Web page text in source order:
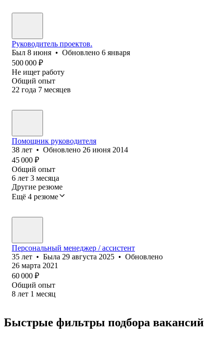
Руководитель проектов.
Был 8 июня • Обновлено 6 января
500 000 ₽
Не ищет работу
Общий опыт
22 года 7 месяцев
Помощник руководителя
38 лет • Обновлено 26 июня 2014
45 000 ₽
Общий опыт
6 лет 3 месяца
Другие резюме
Ещё 4 резюме
Персональный менеджер / ассистент
35 лет • Была 29 августа 2025 • Обновлено
26 марта 2021
60 000 ₽
Общий опыт
8 лет 1 месяц
Быстрые фильтры подбора вакансий